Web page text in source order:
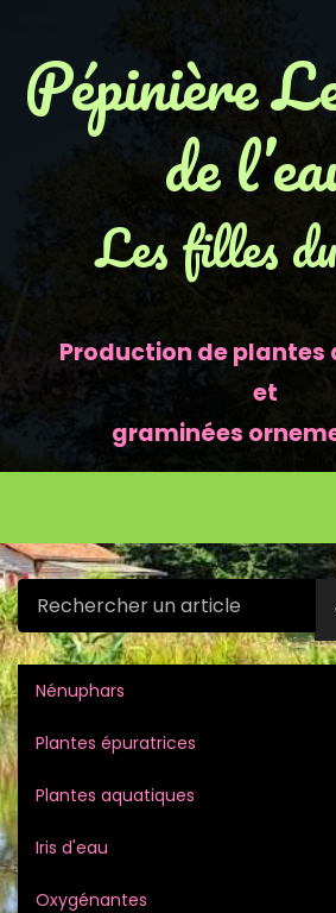
Pépinière
de
Les filles
Production de
et
graminées
Nénuphars
Plantes épuratrices
Plantes aquatiques
Iris d'eau
Oxygénantes